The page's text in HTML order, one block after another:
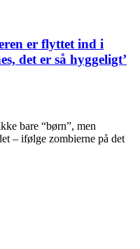
er flyttet ind i
det er så hyggeligt’
bare “børn”, men
– ifølge zombierne på det